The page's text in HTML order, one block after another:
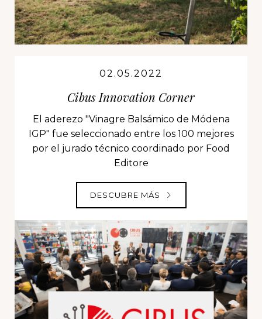
02.05.2022
Cibus Innovation Corner
El aderezo "Vinagre Balsámico de Módena
IGP" fue seleccionado entre los 100 mejores
por el jurado técnico coordinado por Food
Editore
DESCUBRE MÁS